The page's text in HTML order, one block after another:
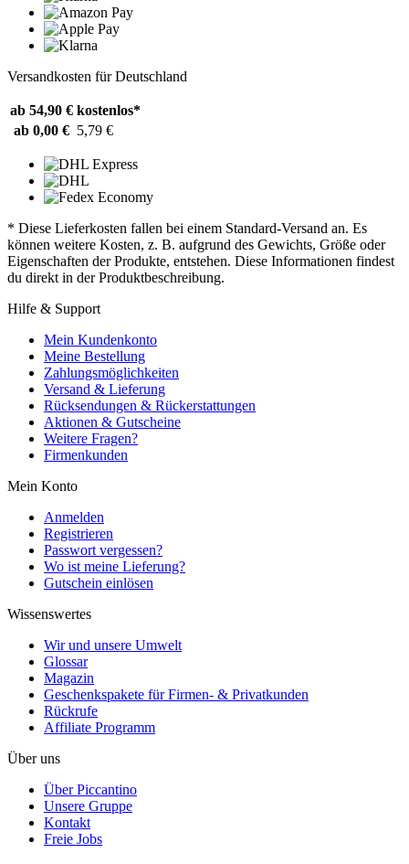
Versandkosten für Deutschland
ab 54,90 € kostenlos*
ab 0,00 € 5,79 €
* Diese Lieferkosten fallen bei einem Standard-Versand an. Es
können weitere Kosten, z. B. aufgrund des Gewichts, Größe oder
Eigenschaften der Produkte, entstehen. Diese Informationen findest
du direkt in der Produktbeschreibung.
Hilfe & Support
Mein Kundenkonto
Meine Bestellung
Zahlungsmöglichkeiten
Versand & Lieferung
Rücksendungen & Rückerstattungen
Aktionen & Gutscheine
Weitere Fragen?
Firmenkunden
Mein Konto
Anmelden
Registrieren
Passwort vergessen?
Wo ist meine Lieferung?
Gutschein einlösen
Wissenswertes
Wir und unsere Umwelt
Glossar
Magazin
Geschenkspakete für Firmen- & Privatkunden
Rückrufe
Affiliate Programm
Über uns
Über Piccantino
Unsere Gruppe
Kontakt
Freie Jobs